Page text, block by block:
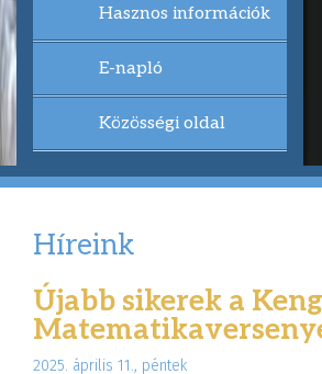
Hasznos információk
E-napló
Közösségi oldal
Híreink
Újabb sikerek a
2025. április 11., péntek